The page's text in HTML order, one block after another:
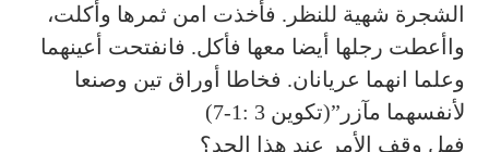
الشجرة شهية للنظر. فأخذت امن ثمرها وأكلت،
واأعطت رجلها أيضا معها فأكل. فانفتحت أعينهما
وعلما انهما عريانان. فخاطا أوراق تين وصنعا
لأنفسهما مآزر”(تكوين 3 :1-7)
فهل وقف الأمر عند هذا الحد؟